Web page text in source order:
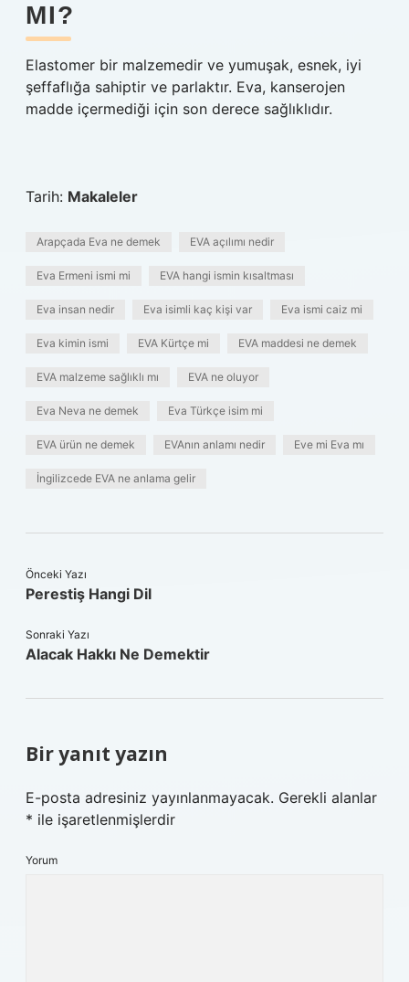
MI?
Elastomer bir malzemedir ve yumuşak, esnek, iyi
şeffaflığa sahiptir ve parlaktır. Eva, kanserojen
madde içermediği için son derece sağlıklıdır.
Tarih: Makaleler
Arapçada Eva ne demek EVA açılımı nedir
Eva Ermeni ismi mi EVA hangi ismin kısaltması
Eva insan nedir Eva isimli kaç kişi var Eva ismi caiz mi
Eva kimin ismi EVA Kürtçe mi EVA maddesi ne demek
EVA malzeme sağlıklı mı EVA ne oluyor
Eva Neva ne demek Eva Türkçe isim mi
EVA ürün ne demek EVAnın anlamı nedir Eve mi Eva mı
İngilizcede EVA ne anlama gelir
Önceki Yazı
Perestiş Hangi Dil
Sonraki Yazı
Alacak Hakkı Ne Demektir
Bir yanıt yazın
E-posta adresiniz yayınlanmayacak. Gerekli alanlar
* ile işaretlenmişlerdir
Yorum